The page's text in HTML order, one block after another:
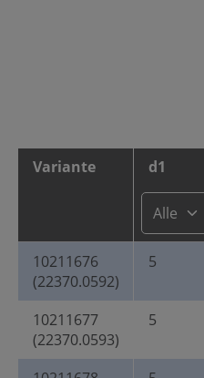
Variante d1
10211676
(22370.0592)
5
10211677
(22370.0593)
5